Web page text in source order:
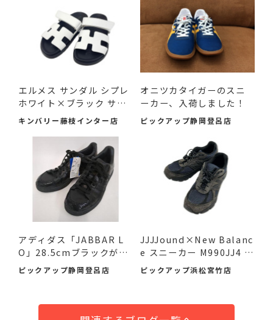
エルメス サンダル シプレ
ホワイト×ブラック サ
イ...
キンバリー藤枝インター店
オニツカタイガーのスニ
ーカー、入荷しました！
ピックアップ静岡登呂店
アディダス「JABBAR L
O」28.5cmブラックが入
荷！未...
ピックアップ静岡登呂店
JJJJound×New Balanc
e スニーカー M990JJ4 2
6.5cm ...
ピックアップ浜松宮竹店